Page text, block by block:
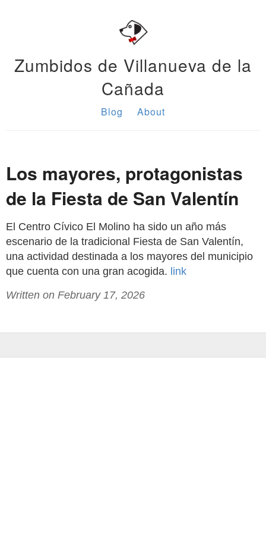
Zumbidos de Villanueva de la
Cañada
Blog About
Los mayores, protagonistas
de la Fiesta de San Valentín
El Centro Cívico El Molino ha sido un año más
escenario de la tradicional Fiesta de San Valentín,
una actividad destinada a los mayores del municipio
que cuenta con una gran acogida. link
Written on February 17, 2026